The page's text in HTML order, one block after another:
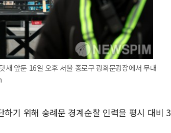
앞둔 16일 오후 서울 종로구 광화문광장에서 무대
기 위해 숭례문 경계순찰 인력을 평시 대비 3